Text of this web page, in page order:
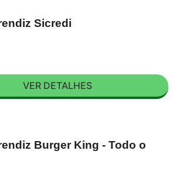
Sicredi
VER DETALHES
Burger King - Todo o